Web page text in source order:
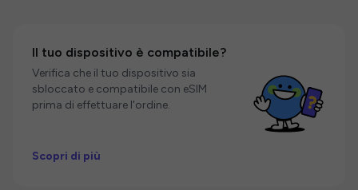
Il tuo dispositivo è compatibile?
Verifica che il tuo dispositivo sia
sbloccato e compatibile con eSIM
prima di effettuare l'ordine.
Scopri di più